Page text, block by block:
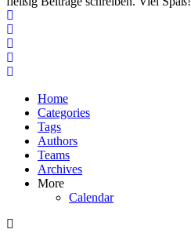
Home
Categories
Tags
Authors
Teams
Archives
More
Calendar